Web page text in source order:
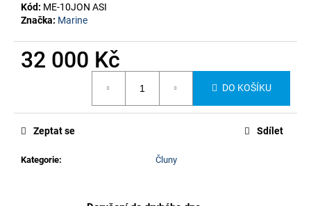
Kód: ME-10JON ASI
Značka: Marine
32 000 Kč
DO KOŠÍKU
Kategorie: Čluny
Zeptat se Sdílet